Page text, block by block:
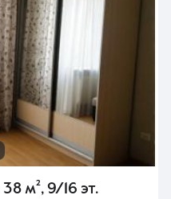
38 м², 9/16 эт.